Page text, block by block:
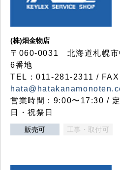
(株)畑金物店
〒060-0031 北海道札幌市
6番地
TEL：011-281-2311 /
営業時間：9:00〜17:30 /
日・祝祭日
販売可 工事・取付可